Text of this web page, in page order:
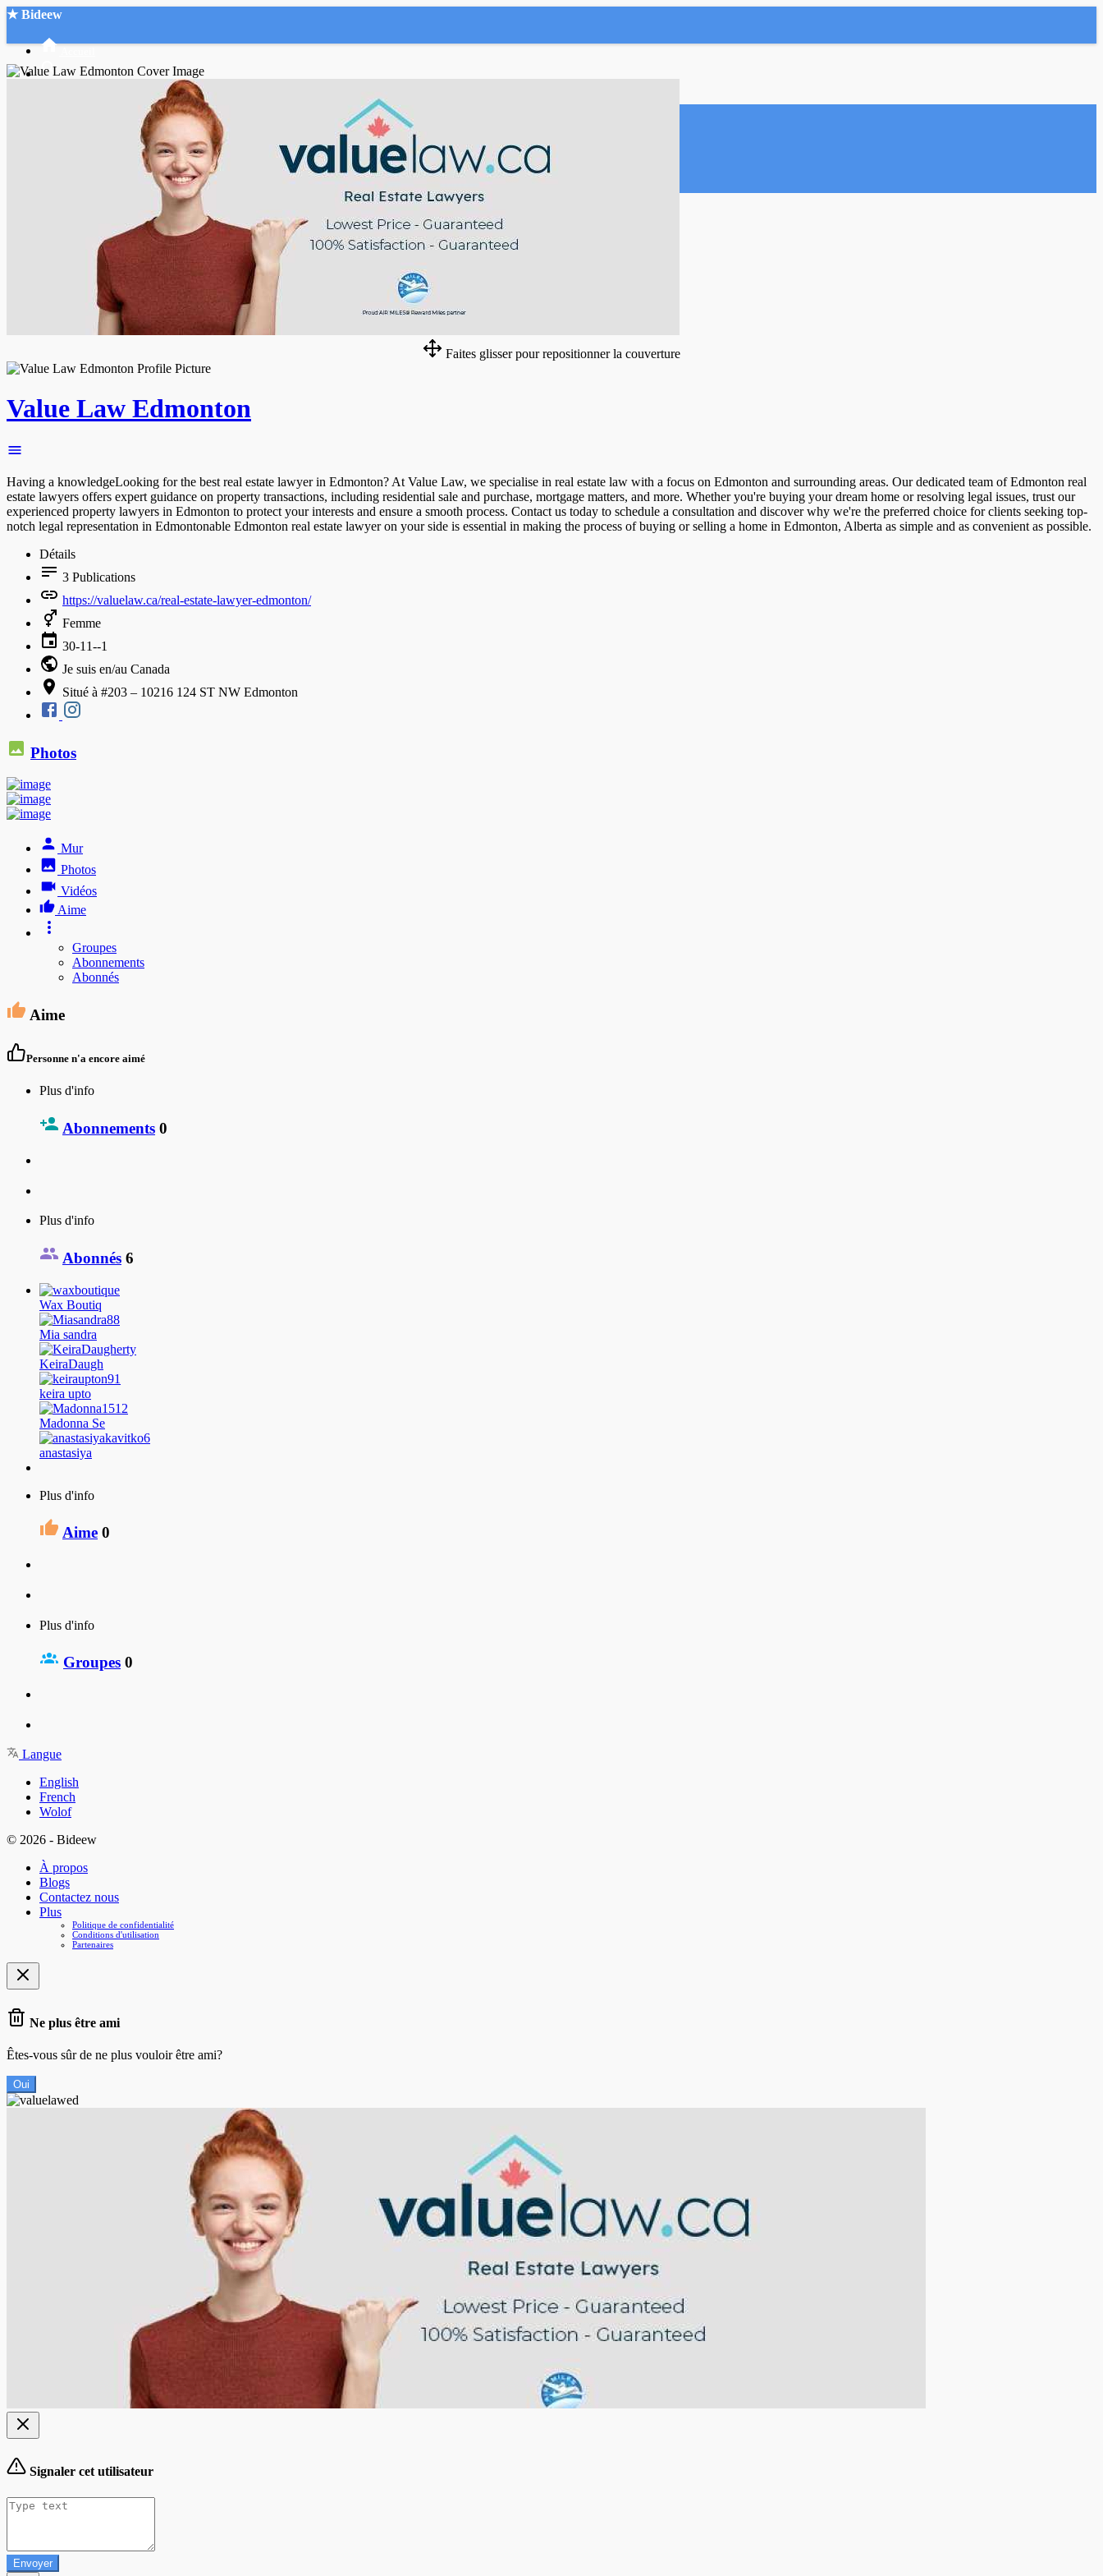
★ Bideew
Recherche Avancée
Connexion
Créer un compte
Mode nuit
Faites glisser pour repositionner la couverture
Value Law Edmonton
Having a knowledgeLooking for the best real estate lawyer in Edmonton? At Value Law, we specialise in real estate law with a focus on Edmonton and surrounding areas. Our dedicated team of Edmonton real
estate lawyers offers expert guidance on property transactions, including residential sale and purchase, mortgage matters, and more. Whether you're buying your dream home or resolving legal issues, trust our
experienced property lawyers in Edmonton to protect your interests and ensure a smooth process. Contact us today to schedule a consultation and discover why we're the preferred choice for clients seeking top-
notch legal representation in Edmontonable Edmonton real estate lawyer on your side is essential in making the process of buying or selling a home in Edmonton, Alberta as simple and as convenient as possible.
Détails
3 Publications
https://valuelaw.ca/real-estate-lawyer-edmonton/
Femme
30-11--1
Je suis en/au Canada
Situé à #203 – 10216 124 ST NW Edmonton
Photos
Mur
Photos
Vidéos
Aime
Groupes
Abonnements
Abonnés
Aime
Personne n'a encore aimé
Plus d'info
Abonnements 0
Plus d'info
Abonnés 6
Wax Boutiq
Mia sandra
KeiraDaugh
keira upto
Madonna Se
anastasiya
Plus d'info
Aime 0
Plus d'info
Groupes 0
Langue
English
French
Wolof
© 2026 - Bideew
À propos
Blogs
Contactez nous
Plus
Politique de confidentialité
Conditions d'utilisation
Partenaires
Ne plus être ami
Êtes-vous sûr de ne plus vouloir être ami?
Oui
Signaler cet utilisateur
Envoyer